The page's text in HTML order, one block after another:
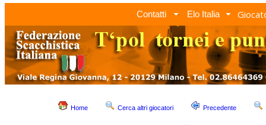
Contatti Elo Italia
Home Cerca altri giocatori Precedente